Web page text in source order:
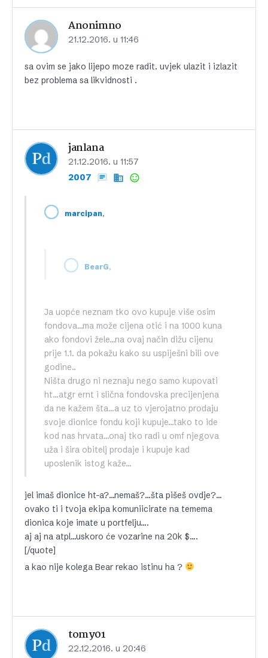
Anonimno
21.12.2016. u 11:46
sa ovim se jako lijepo moze radit. uvjek ulazit i izlazit
bez problema sa likvidnosti .
janlana
21.12.2016. u 11:57
2007
marcipan,
BearG,
Ja uopće neznam tko ovo kupuje više osim
fondova…ma može cijena otić i na 1000 kuna
ako fondovi žele…na ovaj način dižu cijenu
prije 1.1. da pokažu kako su uspiješni bili ove
godine..
Ništa drugo ni neznaju nego samo kupovati
ht…atgr ernt i slična fondovska precijenjena
da ne kažem šta…a uz to vjerojatno prodaju
svoje dionice fondu koji kupuje…tako to ide
kod nas hrvata…onaj tko radi u omf njegova
uža i šira obitelj prodaje i kupuje kad
uposlenik istog kaže…
jel imaš dionice ht-a?…nemaš?…šta pišeš ovdje?…
ovako ti i tvoja ekipa komuniicirate na temema
dionica koje imate u portfelju….
aj aj na atpl…uskoro će vozarine na 20k $….
[/quote]
a kao nije kolega Bear rekao istinu ha ?
tomy01
22.12.2016. u 20:46